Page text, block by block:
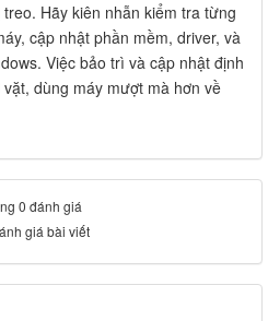
Hãy kiên nhẫn kiểm tra từng
cập nhật phần mềm, driver, và
Việc bảo trì và cập nhật định
dùng máy mượt mà hơn về
0 đánh giá
giá bài viết